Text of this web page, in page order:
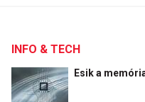
INFO & TECH
Esik a